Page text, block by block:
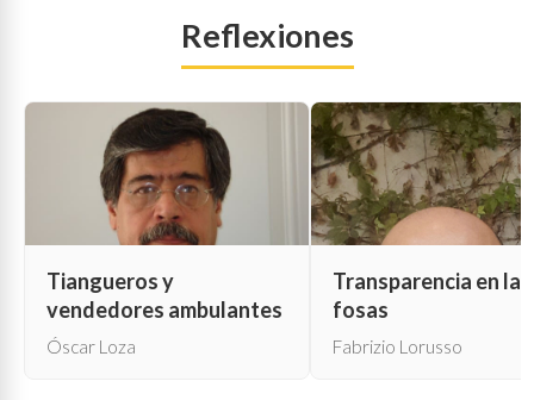
Reflexiones
Tiangueros y
vendedores ambulantes
Óscar Loza
Transparencia en las
fosas
Fabrizio Lorusso